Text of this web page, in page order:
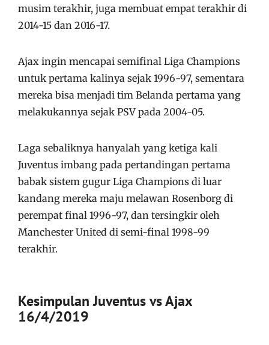
musim terakhir, juga membuat empat terakhir di
2014-15 dan 2016-17.
Ajax ingin mencapai semifinal Liga Champions
untuk pertama kalinya sejak 1996-97, sementara
mereka bisa menjadi tim Belanda pertama yang
melakukannya sejak PSV pada 2004-05.
Laga sebaliknya hanyalah yang ketiga kali
Juventus imbang pada pertandingan pertama
babak sistem gugur Liga Champions di luar
kandang mereka maju melawan Rosenborg di
perempat final 1996-97, dan tersingkir oleh
Manchester United di semi-final 1998-99
terakhir.
Kesimpulan Juventus vs Ajax
16/4/2019